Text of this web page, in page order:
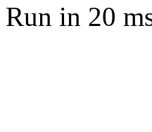
Run in 20